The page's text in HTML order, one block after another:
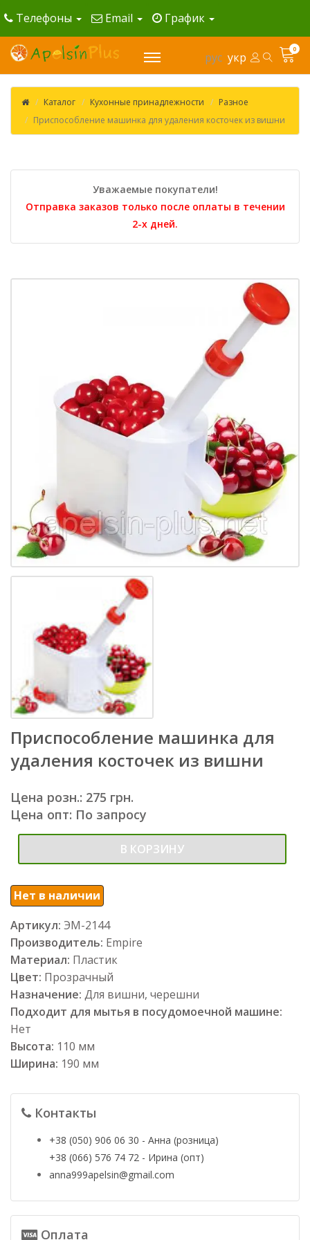
Телефоны Email График
рус укр
0
Каталог Кухонные принадлежности
Разное
Приспособление машинка для удаления косточек из вишни
Уважаемые покупатели!
Отправка заказов только после оплаты в течении
2-х дней.
Приспособление машинка для
удаления косточек из вишни
Цена розн.: 275 грн.
Цена опт: По запросу
В КОРЗИНУ
Нет в наличии
Артикул: ЭМ-2144
Производитель: Empire
Материал: Пластик
Цвет: Прозрачный
Назначение: Для вишни, черешни
Подходит для мытья в посудомоечной машине:
Нет
Высота: 110 мм
Ширина: 190 мм
Контакты
+38 (050) 906 06 30 - Анна (розница)
+38 (066) 576 74 72 - Ирина (опт)
anna999apelsin@gmail.com
Оплата